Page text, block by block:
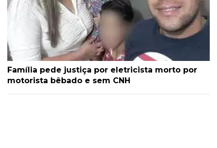
Família pede justiça por eletricista morto por
motorista bêbado e sem CNH